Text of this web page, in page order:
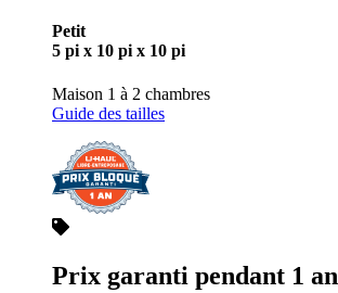
Petit
5 pi x 10 pi x 10 pi
Maison 1 à 2 chambres
Guide des tailles
Prix garanti pendant 1 an